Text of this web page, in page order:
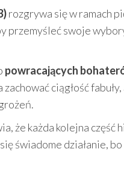
rozgrywa się w ramach
przemyśleć swoje
powracających
ciągłość
że każda kolejna
świadome działanie,